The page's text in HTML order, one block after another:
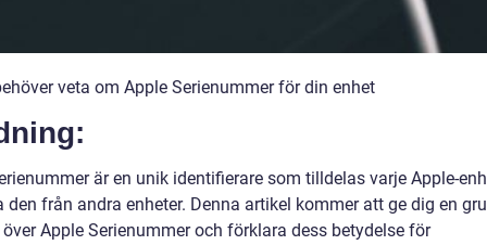
veta om Apple Serienummer för din enhet
är en unik identifierare som tilldelas varje Apple-
den från andra enheter. Denna artikel kommer att ge dig en
Apple Serienummer och förklara dess betydelse för